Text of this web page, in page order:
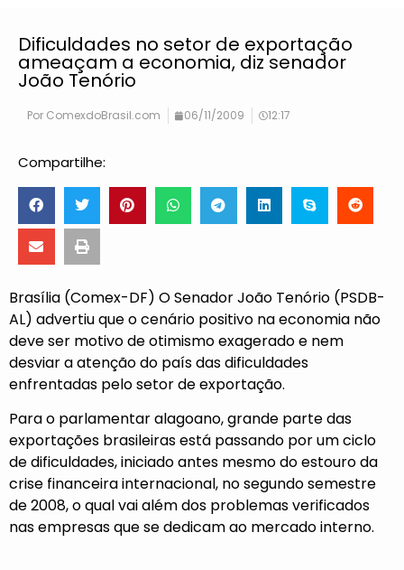
Dificuldades no setor de exportação
ameaçam a economia, diz senador
João Tenório
Por ComexdoBrasil.com 06/11/2009 12:17
Compartilhe:
Brasília (Comex-DF) O Senador João Tenório (PSDB-
AL) advertiu que o cenário positivo na economia não
deve ser motivo de otimismo exagerado e nem
desviar a atenção do país das dificuldades
enfrentadas pelo setor de exportação.
Para o parlamentar alagoano, grande parte das
exportações brasileiras está passando por um ciclo
de dificuldades, iniciado antes mesmo do estouro da
crise financeira internacional, no segundo semestre
de 2008, o qual vai além dos problemas verificados
nas empresas que se dedicam ao mercado interno.